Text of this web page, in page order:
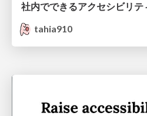
社内でできるアクセシビリテ
tahia910